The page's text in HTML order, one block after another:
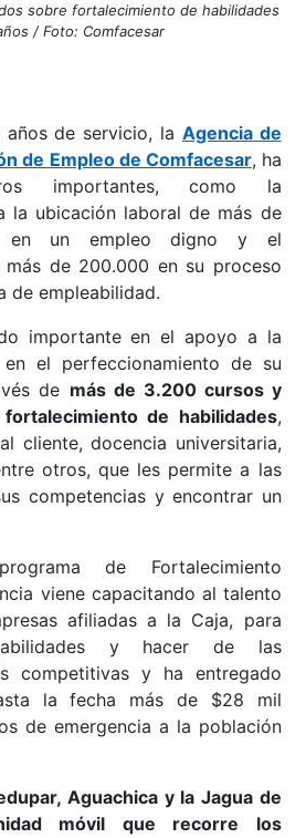
sobre fortalecimiento de habilidades
/ Foto: Comfacesar
años de servicio, la Agencia de
de Empleo de Comfacesar, ha
importantes, como la
la ubicación laboral de más de
en un empleo digno y el
más de 200.000 en su proceso
de empleabilidad.
importante en el apoyo a la
el perfeccionamiento de su
de más de 3.200 cursos y
de habilidades,
cliente, docencia universitaria,
otros, que les permite a las
competencias y encontrar un
de Fortalecimiento
viene capacitando al talento
afiliadas a la Caja, para
y hacer de las
competitivas y ha entregado
la fecha más de $28 mil
de emergencia a la población
Aguachica y la Jagua de
móvil que recorre los